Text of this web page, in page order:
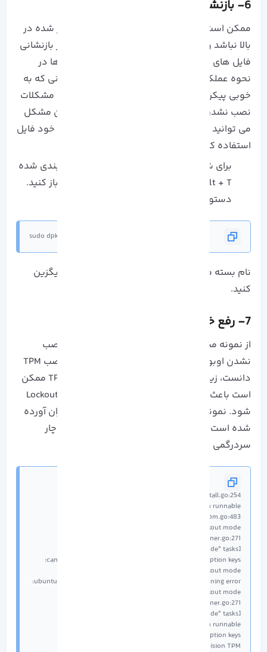
6- بازنشانی فایل های پیکربندی
ممکن است مشکل شما هیچ کدام از ایرادات ذکر شده در
بالا نباشد و مشکلات نصب نشدن اوبونتو ناشی از بازنشانی
فایل های پیکربندی سیستم تان باشد. این فایل ها در
نحوه عملکرد سیستم شما تاثیر زیادی دارند و زمانی که به
خوبی پیکربندی نشوند راه فراری از به وجود آمدن مشکلات
نصب نشدن اوبونتو نخواهید داشت! برای رفع این مشکل
می توانید از dpkg-reconfigure یا ویرایش دستی خود فایل
استفاده کنید که در این مقاله ذکر شده است:
برای شروع ویرایش بازنشانی فایل های پیکربندی شده
Ctrl + Alt + T را فشار دهید و ترمینال جدید باز کنید.
دستور زیر را برای ویرایش وارد کنید.
sudo dpkg-reconfigure packagename
نام بسته مورد نظر خود را با ” Packagename ” جایگزین
کنید.
7- رفع خطای نصب TPM
از نمونه مشکلات رایج امروزی در سری مشکلات نصب
نشدن اوبونتو می توان به خطاهای رخ داده در نصب TPM
دانست، زیرا نصب Ubuntu Core 2x در دستگاه TPM ممکن
است باعث توقف نصب و خطای TPM در حالت Lockout DA
شود. نمونه ای از این خطا در ادامه برای شما عزیزان آورده
شده است تا در هنگام رو به رویی با این موارد دچار
سردرگمی نشوید: